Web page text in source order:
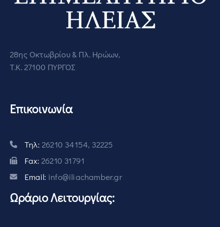
28ης Οκτωβρίου & Πλ. Ηρώων,
Τ.Κ. 27100 ΠΥΡΓΟΣ
Επικοινωνία
Τηλ: 26210 34154, 32225
Fax: 26210 31791
Email: info@iliachamber.gr
Ωράριο Λειτουργίας: